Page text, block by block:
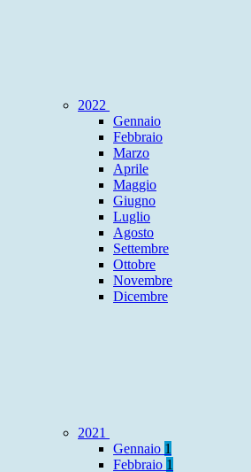
2022
Gennaio
Febbraio
Marzo
Aprile
Maggio
Giugno
Luglio
Agosto
Settembre
Ottobre
Novembre
Dicembre
2021
Gennaio 1
Febbraio 1